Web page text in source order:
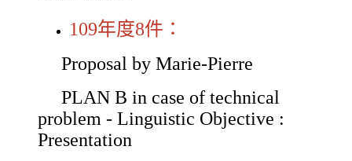
109年度8件：
Proposal by Marie-Pierre
PLAN B in case of technical
problem - Linguistic Objective :
Presentation